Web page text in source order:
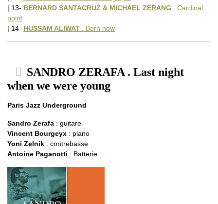
| 13- BERNARD SANTACRUZ & MICHAEL ZERANG . Cardinal
point
| 14- HUSSAM ALIWAT . Born now
SANDRO ZERAFA . Last night
when we were young
Paris Jazz Underground
Sandro Zerafa : guitare
Vincent Bourgeyx : piano
Yoni Zelnik : contrebasse
Antoine Paganotti : Batterie